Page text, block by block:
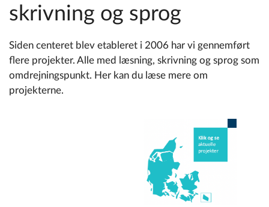
skrivning og sprog
Siden centeret blev etableret i 2006 har vi gennemført
ﬂere projekter. Alle med læsning, skrivning og sprog som
omdrejningspunkt. Her kan du læse mere om
projekterne.